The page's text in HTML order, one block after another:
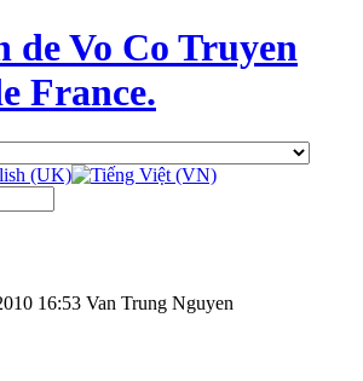
de Vo Co Truyen
France.
16:53 Van Trung Nguyen